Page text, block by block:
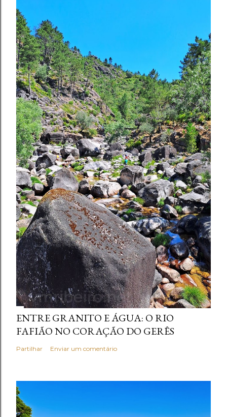
ENTRE GRANITO E ÁGUA: O RIO
FAFIÃO NO CORAÇÃO DO GERÊS
Partilhar Enviar um comentário